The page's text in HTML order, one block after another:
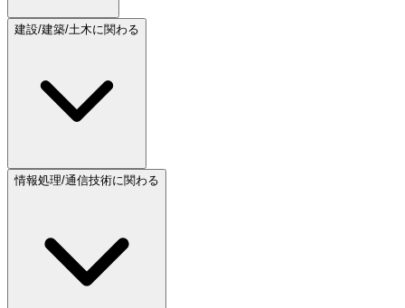
建設/建築/土木に関わる
情報処理/通信技術に関わる